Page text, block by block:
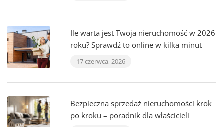
Ile warta jest Twoja nieruchomość w 2026
roku? Sprawdź to online w kilka minut
17 czerwca, 2026
Bezpieczna sprzedaż nieruchomości krok
po kroku – poradnik dla właścicieli